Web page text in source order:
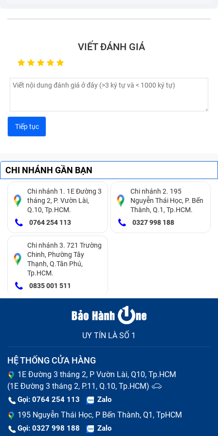
Các lỗi màn hình máy tính Surface SE (đã tính công)
thường gặp
Nếu máy tính Surface SE (đã tính công) của bạn có 1
trong những dấu hiệu trên thì tốt nhất bạn nên tìm đế
các trung tâm sửa chữa máy tính để được khắc phục
ngay, tránh để lan rộng sang các kinh kiện khác, để
càng lâu thì càng tốn tiền hơn.
Nguyên nhân màn hình laptop Surface
SE (đã tính công) bị những lỗi trên
Trong thời gian sử dụng, màn hình laptop Surface SE
(đã tính công) bị lỗi xuất phát từ nhiều nguyên do khác
nguyên nhân phổ biến nhất dưới đây:
Trong quá trình sử dụng, vô tình bạn làm laptop bị
rơi hay va đập mạnh khiến máy bị gãy hoặc hở bẹ
cáp khiến cho màn hình xuất hiện các đường sọc
ngang và sọc dọc nhiều màu.
Sau thời gian dài sử dụng, tấm chắn bên trong
VIẾT ĐÁNH GIÁ
CHI NHÁNH GẦN BẠN
Chi nhánh 1. 1E Đường 3
tháng 2, P. Vườn Lài,
Q.10, Tp.HCM.
0764 254 113
Chi nhánh 2. 195
Nguyễn Thái Học, P. Bến
Thành, Q.1, Tp.HCM.
0327 998 188
Chi nhánh 3. 721 Trường
Chinh, Phường Tây
Thạnh, Q.Tân Phú,
Tp.HCM.
0835 001 511
UY TÍN LÀ SỐ 1
HỆ THỐNG CỬA HÀNG
1E Đường 3 tháng 2, P Vườn Lài, Q10, Tp.HCM
(1E Đường 3 tháng 2, P.11, Q.10, Tp.HCM)
Gọi: 0764 254 113 Zalo
195 Nguyễn Thái Học, P Bến Thành, Q1, TpHCM
Gọi: 0327 998 188 Zalo